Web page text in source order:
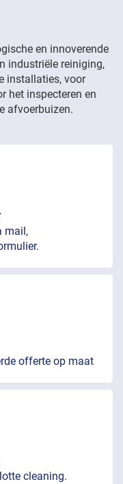
en innoverende
industriële reiniging,
installaties, voor
het inspecteren en
afvoerbuizen.
mail,
offerte op maat
cleaning.